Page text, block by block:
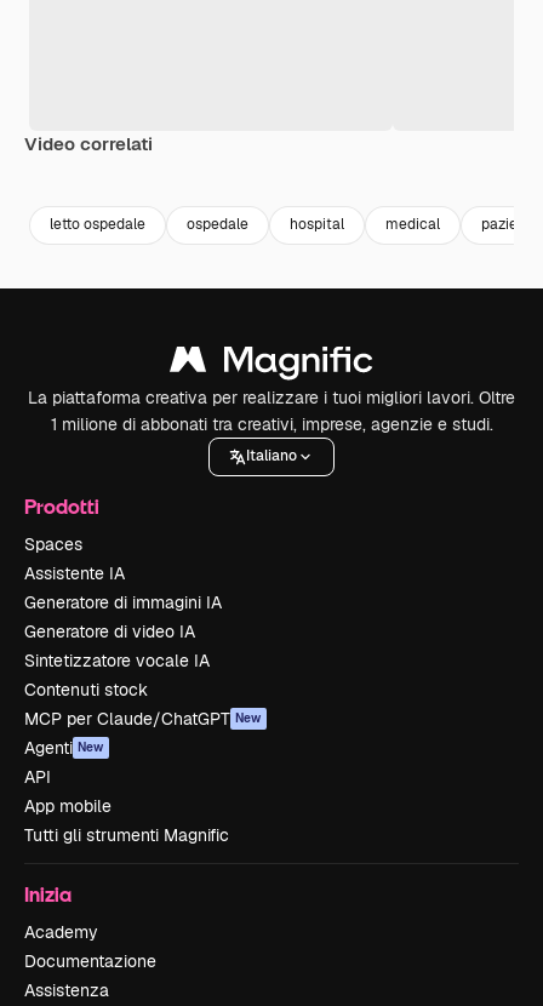
Video correlati
letto ospedale ospedale hospital medical paziente
La piattaforma creativa per realizzare i tuoi migliori lavori. Oltre
1 milione di abbonati tra creativi, imprese, agenzie e studi.
Italiano
Prodotti
Spaces
Assistente IA
Generatore di immagini IA
Generatore di video IA
Sintetizzatore vocale IA
Contenuti stock
MCP per Claude/ChatGPT New
Agenti New
API
App mobile
Tutti gli strumenti Magnific
Inizia
Academy
Documentazione
Assistenza